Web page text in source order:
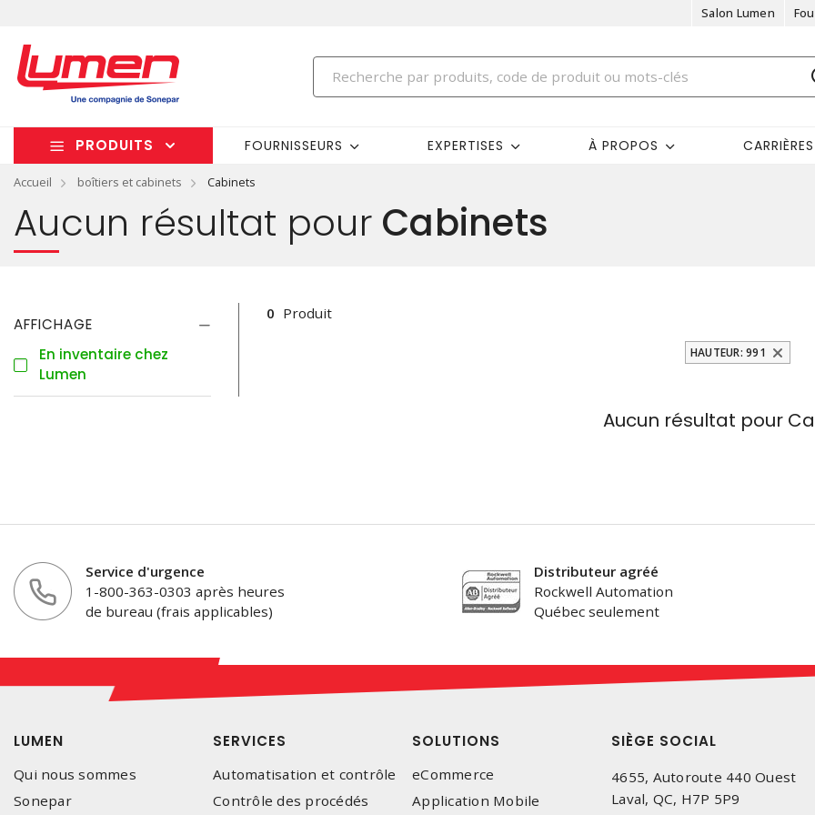
Salon Lumen
PRODUITS FOURNISSEURS EXPERTISES À PROPOS CARRIÈRES
Accueil boîtiers et cabinets Cabinets
Aucun résultat pour Cabinets
AFFICHAGE
En inventaire chez
Lumen
0 Produit
HAUTEUR: 991
Aucun résultat pour
Service d'urgence
1-800-363-0303 après heures
de bureau (frais applicables)
Distributeur agréé
Rockwell Automation
Québec seulement
LUMEN
Qui nous sommes
Sonepar
SERVICES
Automatisation et contrôle
Contrôle des procédés
SOLUTIONS
eCommerce
Application Mobile
SIÈGE SOCIAL
4655, Autoroute 440 Ouest
Laval, QC, H7P 5P9